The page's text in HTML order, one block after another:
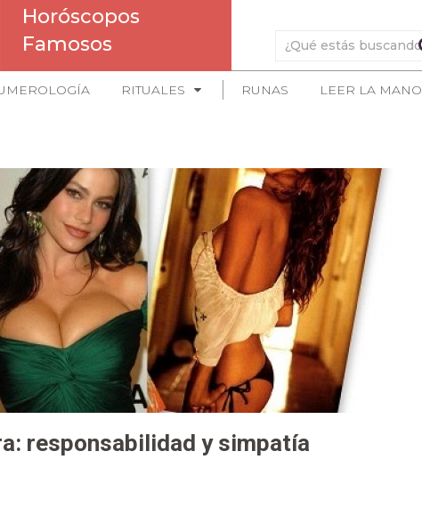
Horóscopos
Famosos
RITUALES RUNAS LEER LA MANO
responsabilidad y simpatía